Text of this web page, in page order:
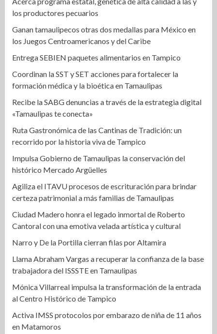
los productores pecuarios
Ganan tamaulipecos otras dos medallas para México en
los Juegos Centroamericanos y del Caribe
Entrega SEBIEN paquetes alimentarios en Tampico
Coordinan la SST y SET acciones para fortalecer la
formación médica y la bioética en Tamaulipas
Recibe la SABG denuncias a través de la estrategia digital
«Tamaulipas te conecta»
Ruta Gastronómica de las Cantinas de Tradición: un
recorrido por la historia viva de Tampico
Impulsa Gobierno de Tamaulipas la conservación del
histórico Mercado Argüelles
Agiliza el ITAVU procesos de escrituración para brindar
certeza patrimonial a más familias de Tamaulipas
Ciudad Madero honra el legado inmortal de Roberto
Cantoral con una emotiva velada artística y cultural
Narro y De la Portilla cierran filas por Altamira
Llama Abraham Vargas a recuperar la confianza de la base
trabajadora del ISSSTE en Tamaulipas
Mónica Villarreal impulsa la transformación de la entrada
al Centro Histórico de Tampico
Activa IMSS protocolos por embarazo de niña de 11 años
en Matamoros